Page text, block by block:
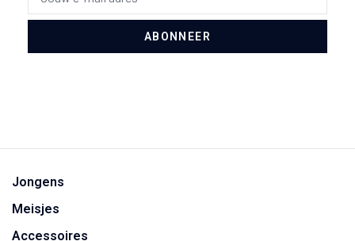
ABONNEER
Jongens
Meisjes
Accessoires